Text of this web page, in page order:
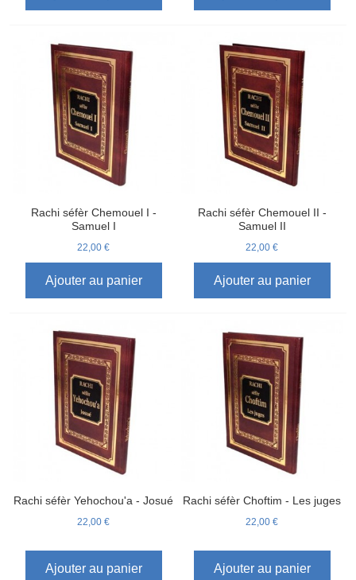
Rachi séfèr Chemouel I -
Samuel I
22,00 €
Ajouter au panier
Rachi séfèr Chemouel II -
Samuel II
22,00 €
Ajouter au panier
Rachi séfèr Yehochou'a - Josué
22,00 €
Ajouter au panier
Rachi séfèr Choftim - Les juges
22,00 €
Ajouter au panier